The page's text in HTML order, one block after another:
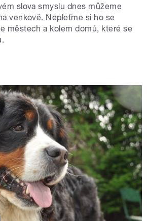
slova smyslu dnes můžeme
venkově. Nepleťme si ho se
městech a kolem domů, které se